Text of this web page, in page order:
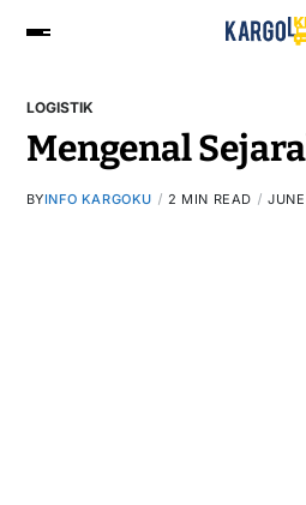
LOGISTIK
Mengenal
BYINFO KARGOKU 2 MIN READ